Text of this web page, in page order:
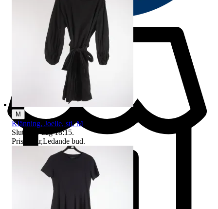
M
Klänning, Joelle, stl. M
Sluttid
10 aug 18:15.
Pris:
16 kr,Ledande bud.